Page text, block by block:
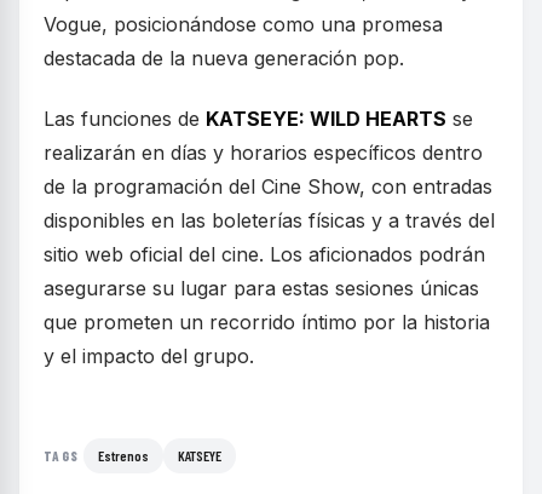
Vogue, posicionándose como una promesa
destacada de la nueva generación pop.
Las funciones de KATSEYE: WILD HEARTS se
realizarán en días y horarios específicos dentro
de la programación del Cine Show, con entradas
disponibles en las boleterías físicas y a través del
sitio web oficial del cine. Los aficionados podrán
asegurarse su lugar para estas sesiones únicas
que prometen un recorrido íntimo por la historia
y el impacto del grupo.
TAGS Estrenos KATSEYE